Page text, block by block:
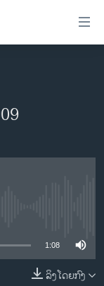
1:08
ລິງໂດຍກົງ